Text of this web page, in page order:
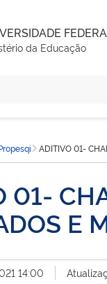
da Educação
ADITIVO 01-
01-
E
14:00